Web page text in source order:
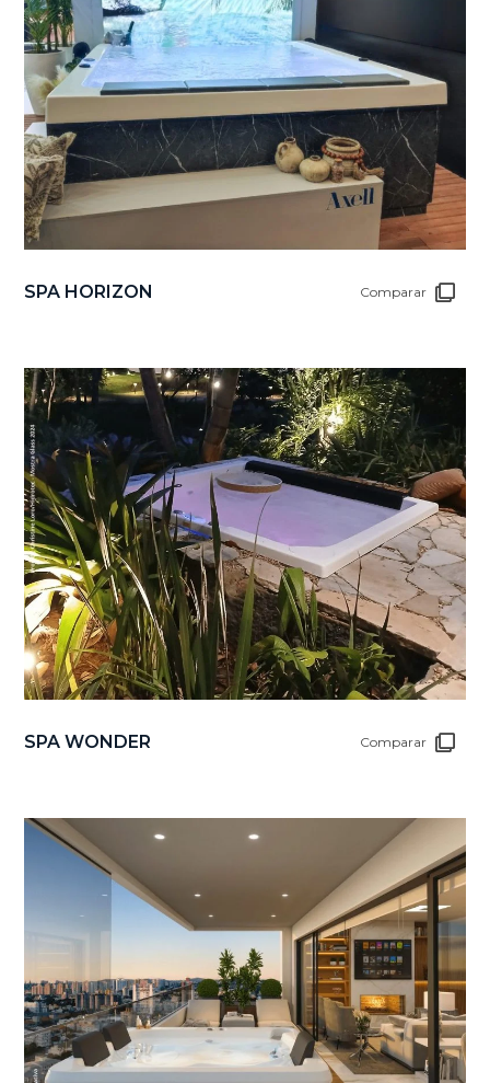
SPA HORIZON Comparar
SPA WONDER Comparar